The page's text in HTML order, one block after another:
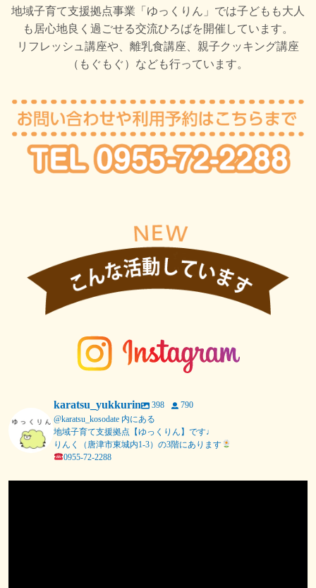
地域子育て支援拠点事業「ゆっくりん」では子どもも大人
も居心地良く過ごせる交流ひろばを開催しています。
リフレッシュ講座や、離乳食講座、親子クッキング講座
（もぐもぐ）なども行っています。
karatsu_yukkurin 398
790
@karatsu_kosodate 内にある
地域子育て支援拠点【ゆっくりん】です♩
りんく（唐津市東城内1-3）の3階にあります
0955-72-2288